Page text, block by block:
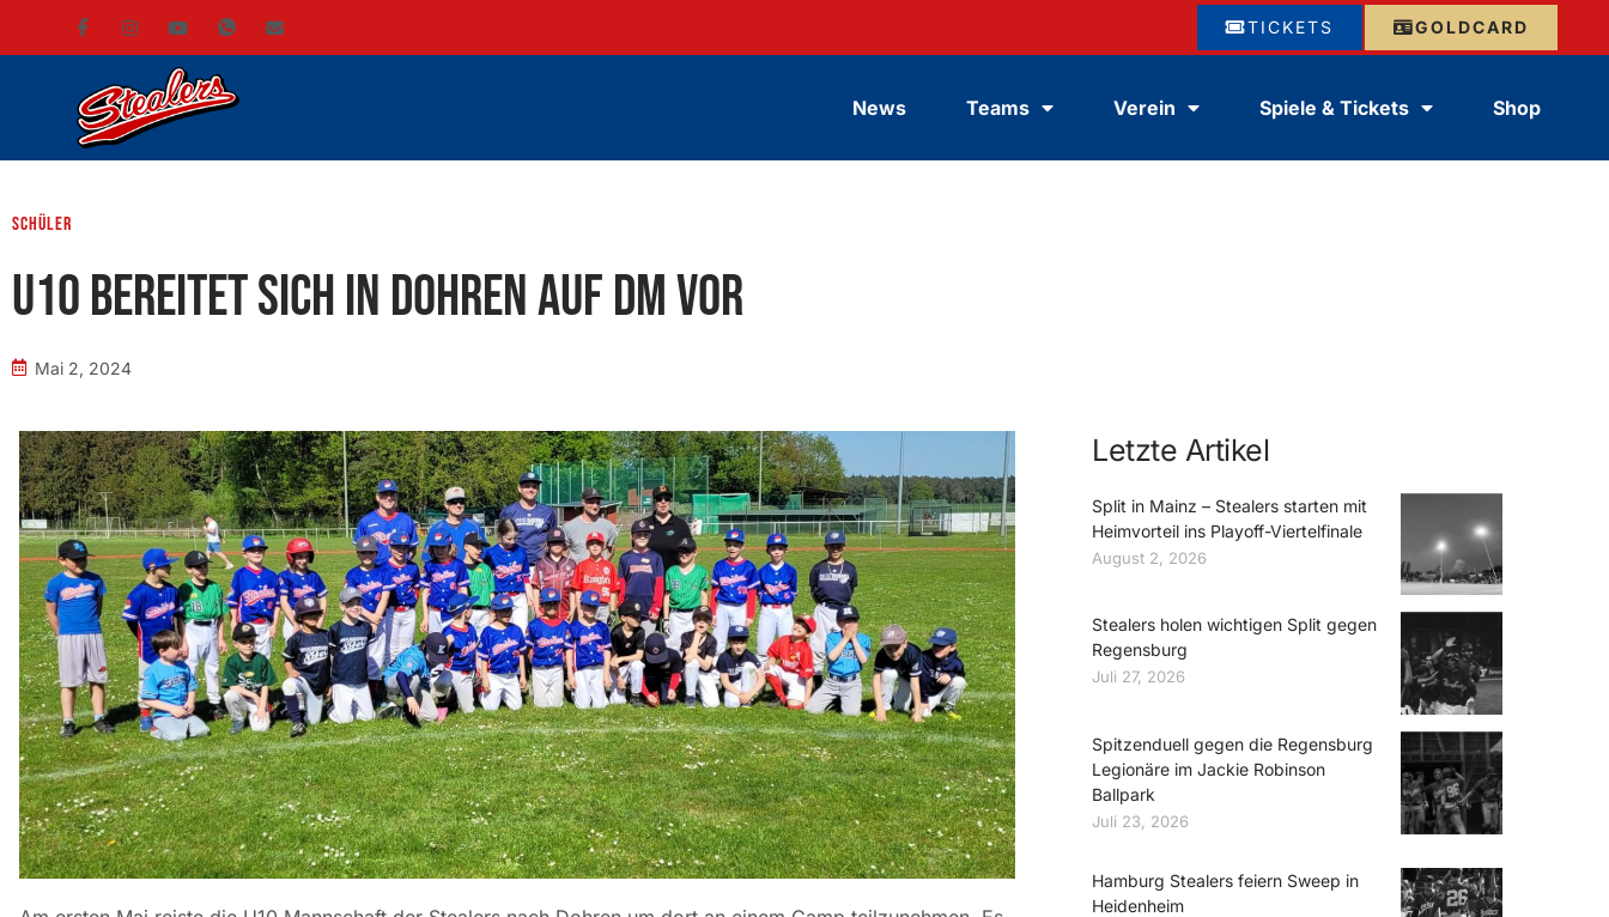
GOLDCARD
TICKETS
News Teams Verein Spiele & Tickets Shop
Schüler
U10 bereitet sich in Dohren auf DM vor
Mai 2, 2024
Letzte Artikel
Split in Mainz – Stealers starten mit
Heimvorteil ins Playoff-Viertelfinale
August 2, 2026
Stealers holen wichtigen Split gegen
Regensburg
Juli 27, 2026
Spitzenduell gegen die Regensburg
Legionäre im Jackie Robinson
Ballpark
Juli 23, 2026
Hamburg Stealers feiern Sweep in
Heidenheim